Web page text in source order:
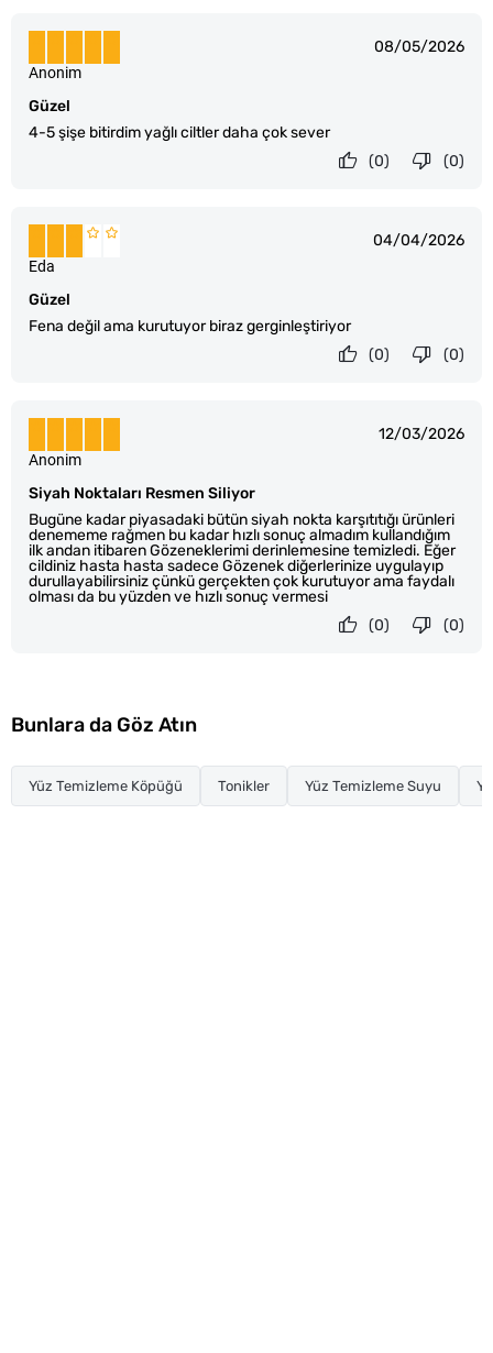
08/05/2026
Güzel
4-5 şişe bitirdim yağlı ciltler daha çok sever
Anonim
(0)
(0)
04/04/2026
Güzel
Fena değil ama kurutuyor biraz gerginleştiriyor
Eda
(0)
(0)
12/03/2026
Siyah Noktaları Resmen Siliyor
Bugüne kadar piyasadaki bütün siyah nokta karşıtıtığı ürünleri
denememe rağmen bu kadar hızlı sonuç almadım kullandığım
ilk andan itibaren Gözeneklerimi derinlemesine temizledi. Eğer
cildiniz hasta hasta sadece Gözenek diğerlerinize uygulayıp
durullayabilirsiniz çünkü gerçekten çok kurutuyor ama faydalı
olması da bu yüzden ve hızlı sonuç vermesi
Anonim
(0)
(0)
Bunlara da Göz Atın
Yüz Temizleme Köpüğü Tonikler Yüz Temizleme Suyu